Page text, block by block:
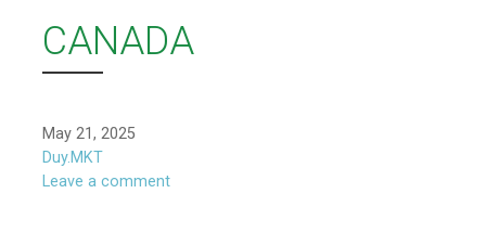
CANADA
May 21, 2025
Duy.MKT
Leave a comment